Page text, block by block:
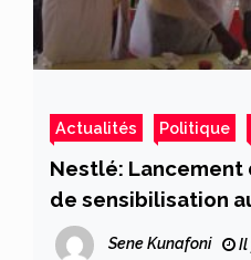
Actualités Politique
Nestlé: Lancement
de sensibilisation
tablette Maggi
Sene Kunafoni Il